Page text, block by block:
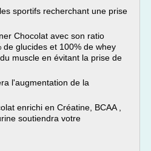
sportifs recherchant une prise
Chocolat avec son ratio
glucides et 100% de whey
muscle en évitant la prise de
l'augmentation de la
enrichi en Créatine, BCAA ,
soutiendra votre